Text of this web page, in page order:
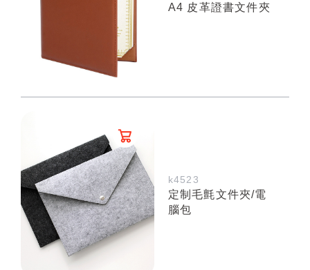
A4 皮革證書文件夾
k4523
定制毛氈文件夾/電
腦包